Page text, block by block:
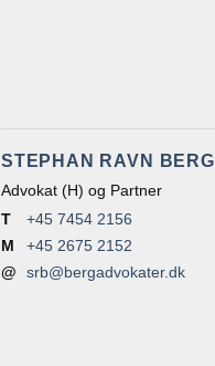
STEPHAN RAVN BERG
Advokat (H) og Partner
T
+45 7454 2156
M
+45 2675 2152
@
srb@bergadvokater.dk